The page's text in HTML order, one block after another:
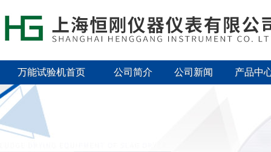
万能试验机首页 公司简介 公司新闻 产品中